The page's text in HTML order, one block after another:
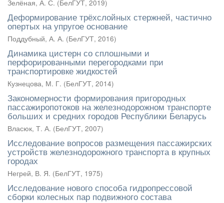
Зелёная, А. С. (БелГУТ, 2019)
Деформирование трёхслойных стержней, частично
опертых на упругое основание
Поддубный, А. А. (БелГУТ, 2016)
Динамика цистерн со сплошными и
перфорированными перегородками при
транспортировке жидкостей
Кузнецова, М. Г. (БелГУТ, 2014)
Закономерности формирования пригородных
пассажиропотоков на железнодорожном транспорте
больших и средних городов Республики Беларусь
Власюк, Т. А. (БелГУТ, 2007)
Исследование вопросов размещения пассажирских
устройств железнодорожного транспорта в крупных
городах
Негрей, В. Я. (БелГУТ, 1975)
Исследование нового способа гидропрессовой
сборки колесных пар подвижного состава